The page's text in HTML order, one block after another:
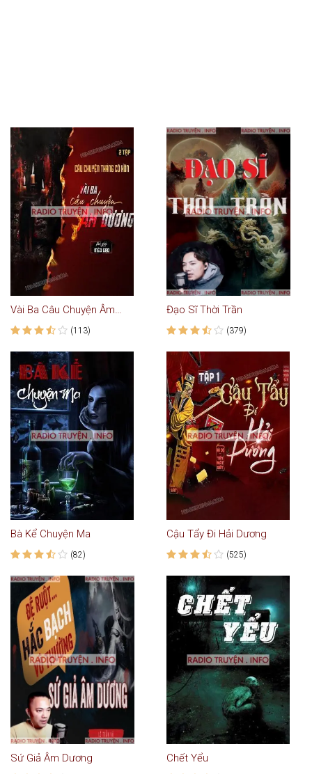
Vài Ba Câu Chuyện Âm Dương
(113)
Đạo Sĩ Thời Trần
(379)
Bà Kể Chuyện Ma
(82)
Cậu Tẩy Đi Hải Dương
(525)
Sứ Giả Âm Dương Chết Yểu